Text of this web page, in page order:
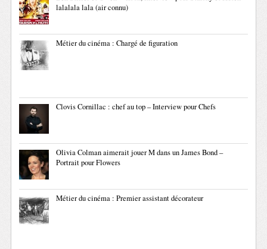
lalalala lala (air connu)
Métier du cinéma : Chargé de figuration
Clovis Cornillac : chef au top – Interview pour Chefs
Olivia Colman aimerait jouer M dans un James Bond –
Portrait pour Flowers
Métier du cinéma : Premier assistant décorateur